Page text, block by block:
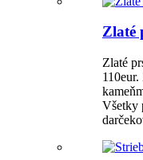
Zlaté
Zlaté
Všetky